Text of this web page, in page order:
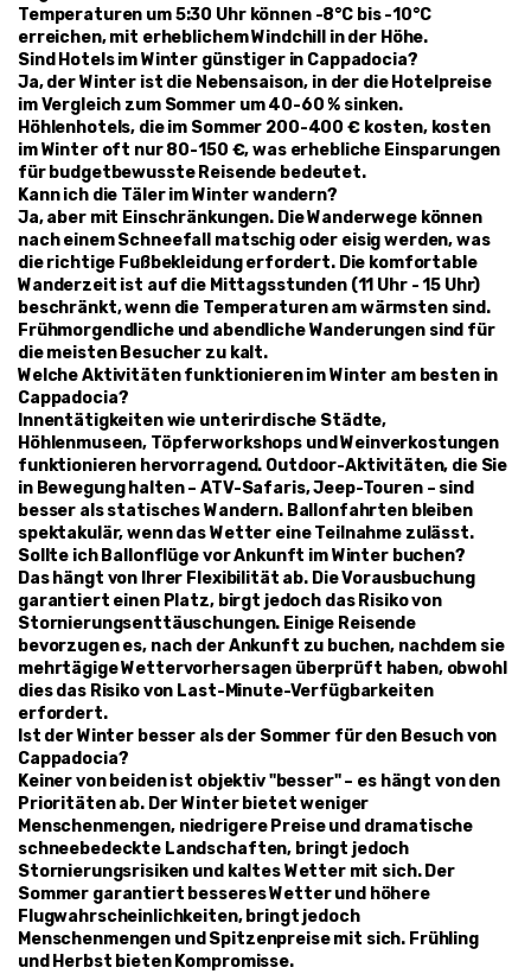
Temperaturen um 5:30 Uhr können -8°C bis -10°C
erreichen, mit erheblichem Windchill in der Höhe.
Sind Hotels im Winter günstiger in Cappadocia?
Ja, der Winter ist die Nebensaison, in der die Hotelpreise
im Vergleich zum Sommer um 40-60 % sinken.
Höhlenhotels, die im Sommer 200-400 € kosten, kosten
im Winter oft nur 80-150 €, was erhebliche Einsparungen
für budgetbewusste Reisende bedeutet.
Kann ich die Täler im Winter wandern?
Ja, aber mit Einschränkungen. Die Wanderwege können
nach einem Schneefall matschig oder eisig werden, was
die richtige Fußbekleidung erfordert. Die komfortable
Wanderzeit ist auf die Mittagsstunden (11 Uhr - 15 Uhr)
beschränkt, wenn die Temperaturen am wärmsten sind.
Frühmorgendliche und abendliche Wanderungen sind für
die meisten Besucher zu kalt.
Welche Aktivitäten funktionieren im Winter am besten in
Cappadocia?
Innentätigkeiten wie unterirdische Städte,
Höhlenmuseen, Töpferworkshops und Weinverkostungen
funktionieren hervorragend. Outdoor-Aktivitäten, die Sie
in Bewegung halten – ATV-Safaris, Jeep-Touren – sind
besser als statisches Wandern. Ballonfahrten bleiben
spektakulär, wenn das Wetter eine Teilnahme zulässt.
Sollte ich Ballonflüge vor Ankunft im Winter buchen?
Das hängt von Ihrer Flexibilität ab. Die Vorausbuchung
garantiert einen Platz, birgt jedoch das Risiko von
Stornierungsenttäuschungen. Einige Reisende
bevorzugen es, nach der Ankunft zu buchen, nachdem sie
mehrtägige Wettervorhersagen überprüft haben, obwohl
dies das Risiko von Last-Minute-Verfügbarkeiten
erfordert.
Ist der Winter besser als der Sommer für den Besuch von
Cappadocia?
Keiner von beiden ist objektiv "besser" – es hängt von den
Prioritäten ab. Der Winter bietet weniger
Menschenmengen, niedrigere Preise und dramatische
schneebedeckte Landschaften, bringt jedoch
Stornierungsrisiken und kaltes Wetter mit sich. Der
Sommer garantiert besseres Wetter und höhere
Flugwahrscheinlichkeiten, bringt jedoch
Menschenmengen und Spitzenpreise mit sich. Frühling
und Herbst bieten Kompromisse.